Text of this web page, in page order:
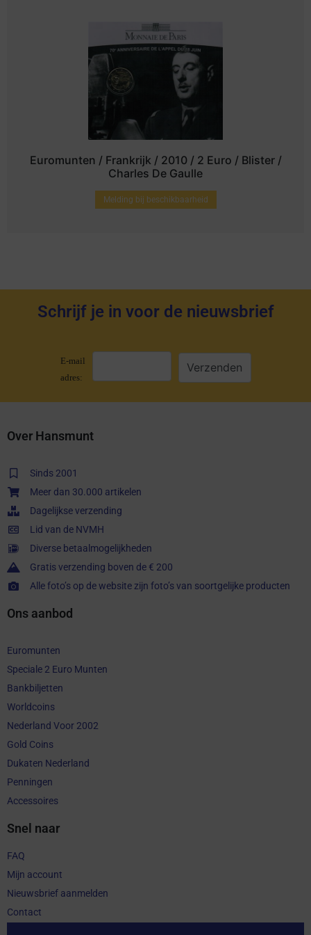
Euromunten / Frankrijk / 2010 / 2 Euro / Blister /
Charles De Gaulle
Melding bij beschikbaarheid
Schrijf je in voor de nieuwsbrief
E-mail
adres:
Over Hansmunt
Sinds 2001
Meer dan 30.000 artikelen
Dagelijkse verzending
Lid van de NVMH
Diverse betaalmogelijkheden
Gratis verzending boven de € 200
Alle foto’s op de website zijn foto’s van soortgelijke producten
Ons aanbod
Euromunten
Speciale 2 Euro Munten
Bankbiljetten
Worldcoins
Nederland Voor 2002
Gold Coins
Dukaten Nederland
Penningen
Accessoires
Snel naar
FAQ
Mijn account
Nieuwsbrief aanmelden
Contact